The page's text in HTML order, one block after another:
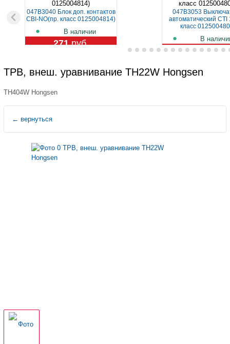
047B3040 Блок доп. контактов
CBI-NO(пр. класс 0125004814)
В наличии
271руб.
047B3053
автоматический CTI
класс
В
1 119 руб.
ТРВ, внеш. уравнивание TH22W Hongsen
TH404W Hongsen
← вернуться